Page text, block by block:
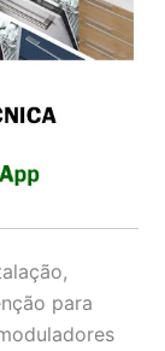
para